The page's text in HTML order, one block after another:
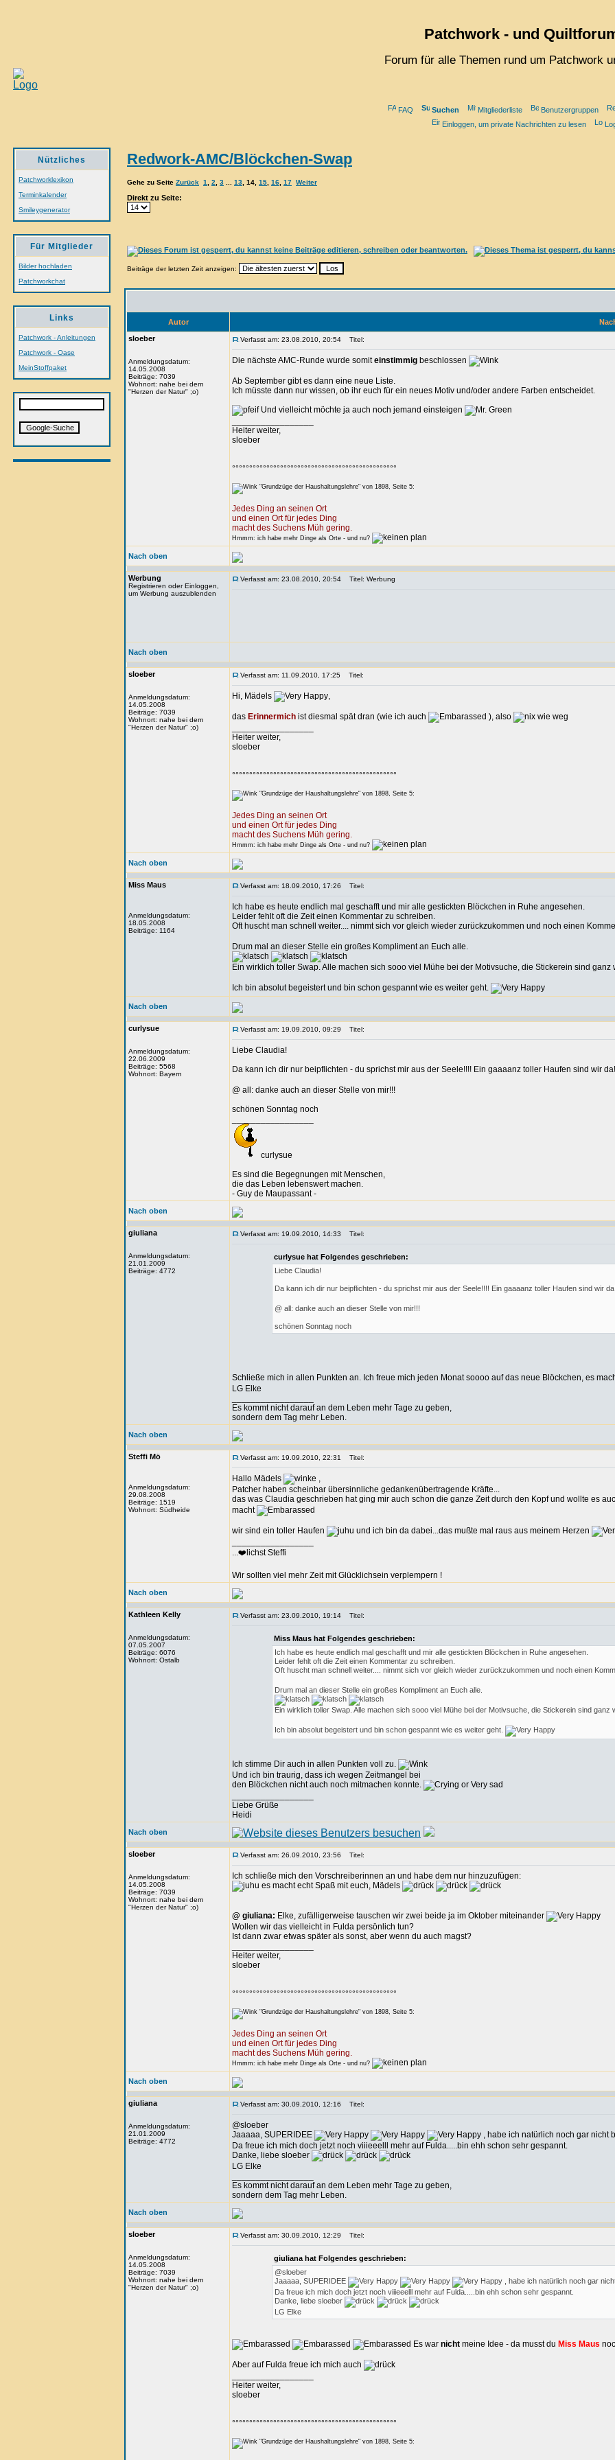
Patchwork - und
Forum für alle Themen rund um Patchwork
FAQ Suchen Mitgliederliste Benutzergruppen
Einloggen, um private Nachrichten zu lesen
Nützliches
Patchworklexikon
Terminkalender
Smileygenerator
Für Mitglieder
Bilder hochladen
Patchworkchat
Links
Patchwork - Anleitungen
Patchwork - Oase
MeinStoffpaket
Redwork-AMC/Blöckchen-Swap
Gehe zu Seite Zurück 1 2 3 13 14 15 16 17 Weiter
Direkt zu Seite:
Beiträge der letzten Zeit anzeigen:
Autor
sloeber
Anmeldungsdatum:
14.05.2008
Beiträge: 7039
Wohnort: nahe bei dem
"Herzen der Natur" ;o)
Verfasst am: 23.08.2010, 20:54 Titel:
Die nächste AMC-Runde wurde somiteinstimmig beschlossen
Ab September gibt es dann eine neue Liste.
Ich müsste dann nur wissen, ob ihr euch für ein neues Motiv und/oder andere Farben entscheidet.
Und vielleicht möchte ja auch noch jemand einsteigen
Heiter weiter,
sloeber
°°°°°°°°°°°°°°°°°°°°°°°°°°°°°°°°°°°°°°°°°°°°°°°°
"Grundzüge der Haushaltungslehre" von 1898, Seite 5:
Jedes Ding an seinen Ort
und einen Ort für jedes Ding
macht des Suchens Müh gering.
Hmmm: ich habe mehr Dinge als Orte - und nu?
Nach oben
Werbung
Registrieren oder Einloggen,
um Werbung auszublenden
Verfasst am: 23.08.2010, 20:54 Titel: Werbung
Nach oben
sloeber
Anmeldungsdatum:
14.05.2008
Beiträge: 7039
Wohnort: nahe bei dem
"Herzen der Natur" ;o)
Verfasst am: 11.09.2010, 17:25 Titel:
Hi, Mädels ,
das Erinnermich ist diesmal spät dran (wie ich auch
), also
Heiter weiter,
sloeber
°°°°°°°°°°°°°°°°°°°°°°°°°°°°°°°°°°°°°°°°°°°°°°°°
"Grundzüge der Haushaltungslehre" von 1898, Seite 5:
Jedes Ding an seinen Ort
und einen Ort für jedes Ding
macht des Suchens Müh gering.
Hmmm: ich habe mehr Dinge als Orte - und nu?
Nach oben
Miss Maus
Anmeldungsdatum:
18.05.2008
Beiträge: 1164
Verfasst am: 18.09.2010, 17:26 Titel:
Ich habe es heute endlich mal geschafft und mir alle gestickten Blöckchen in Ruhe angesehen.
Leider fehlt oft die Zeit einen Kommentar zu schreiben.
Oft huscht man schnell weiter.... nimmt sich vor gleich wieder zurückzukommen und noch einen
Drum mal an dieser Stelle ein großes Kompliment an Euch alle.
Ein wirklich toller Swap. Alle machen sich sooo viel Mühe bei der Motivsuche, die Stickerein sind
Ich bin absolut begeistert und bin schon gespannt wie es weiter geht.
Nach oben
curlysue
Anmeldungsdatum:
22.06.2009
Beiträge: 5568
Wohnort: Bayern
Verfasst am: 19.09.2010, 09:29 Titel:
Liebe Claudia!
Da kann ich dir nur beipflichten - du sprichst mir aus der Seele!!!! Ein gaaaanz toller Haufen sind wir
@ all: danke auch an dieser Stelle von mir!!!
schönen Sonntag noch
curlysue
Es sind die Begegnungen mit Menschen,
die das Leben lebenswert machen.
- Guy de Maupassant -
Nach oben
giuliana
Anmeldungsdatum:
21.01.2009
Beiträge: 4772
Verfasst am: 19.09.2010, 14:33 Titel:
curlysue hat Folgendes geschrieben:
Liebe Claudia!
Da kann ich dir nur beipflichten - du sprichst mir aus der Seele!!!! Ein gaaaanz toller Haufen sind wir
@ all: danke auch an dieser Stelle von mir!!!
schönen Sonntag noch
Schließe mich in allen Punkten an. Ich freue mich jeden Monat soooo auf das neue Blöckchen, es
LG Elke
Es kommt nicht darauf an dem Leben mehr Tage zu geben,
sondern dem Tag mehr Leben.
Nach oben
Steffi Mö
Anmeldungsdatum:
29.08.2008
Beiträge: 1519
Wohnort: Südheide
Verfasst am: 19.09.2010, 22:31 Titel:
Hallo Mädels
,
Patcher haben scheinbar übersinnliche gedankenübertragende Kräfte...
das was Claudia geschrieben hat ging mir auch schon die ganze Zeit durch den Kopf und wollte es
macht
wir sind ein toller Haufen und ich bin da dabei...das mußte mal raus aus meinem Herzen
...❤️lichst Steffi
Wir sollten viel mehr Zeit mit Glücklichsein verplempern !
Nach oben
Kathleen Kelly
Anmeldungsdatum:
07.05.2007
Beiträge: 6076
Wohnort: Ostalb
Verfasst am: 23.09.2010, 19:14 Titel:
Miss Maus hat Folgendes geschrieben:
Ich habe es heute endlich mal geschafft und mir alle gestickten Blöckchen in Ruhe angesehen.
Leider fehlt oft die Zeit einen Kommentar zu schreiben.
Oft huscht man schnell weiter.... nimmt sich vor gleich wieder zurückzukommen und noch einen
Drum mal an dieser Stelle ein großes Kompliment an Euch alle.
Ein wirklich toller Swap. Alle machen sich sooo viel Mühe bei der Motivsuche, die Stickerein sind ganz
Ich bin absolut begeistert und bin schon gespannt wie es weiter geht.
Ich stimme Dir auch in allen Punkten voll zu.
Und ich bin traurig, dass ich wegen Zeitmangel bei
den Blöckchen nicht auch noch mitmachen konnte.
Liebe Grüße
Heidi
Nach oben
sloeber
Anmeldungsdatum:
14.05.2008
Beiträge: 7039
Wohnort: nahe bei dem
"Herzen der Natur" ;o)
Verfasst am: 26.09.2010, 23:56 Titel:
Ich schließe mich den Vorschreiberinnen an und habe dem nur hinzuzufügen:
es macht echt Spaß mit euch, Mädels
@ giuliana: Elke, zufälligerweise tauschen wir zwei beide ja im Oktober miteinander
Wollen wir das vielleicht in Fulda persönlich tun?
Ist dann zwar etwas später als sonst, aber wenn du auch magst?
Heiter weiter,
sloeber
°°°°°°°°°°°°°°°°°°°°°°°°°°°°°°°°°°°°°°°°°°°°°°°°
"Grundzüge der Haushaltungslehre" von 1898, Seite 5:
Jedes Ding an seinen Ort
und einen Ort für jedes Ding
macht des Suchens Müh gering.
Hmmm: ich habe mehr Dinge als Orte - und nu?
Nach oben
giuliana
Anmeldungsdatum:
21.01.2009
Beiträge: 4772
Verfasst am: 30.09.2010, 12:16 Titel:
@sloeber
Jaaaaa, SUPERIDEE
, habe ich natürlich noch gar nicht
Da freue ich mich doch jetzt noch viiieeelll mehr auf Fulda.....bin ehh schon sehr gespannt.
Danke, liebe sloeber
LG Elke
Es kommt nicht darauf an dem Leben mehr Tage zu geben,
sondern dem Tag mehr Leben.
Nach oben
sloeber
Anmeldungsdatum:
14.05.2008
Beiträge: 7039
Wohnort: nahe bei dem
"Herzen der Natur" ;o)
Verfasst am: 30.09.2010, 12:29 Titel:
giuliana hat Folgendes geschrieben:
@sloeber
Jaaaaa, SUPERIDEE
, habe ich natürlich noch gar
Da freue ich mich doch jetzt noch viiieeelll mehr auf Fulda.....bin ehh schon sehr gespannt.
Danke, liebe sloeber
LG Elke
Es war nicht meine Idee - da musst du Miss Maus
Aber auf Fulda freue ich mich auch
Heiter weiter,
sloeber
°°°°°°°°°°°°°°°°°°°°°°°°°°°°°°°°°°°°°°°°°°°°°°°°
"Grundzüge der Haushaltungslehre" von 1898, Seite 5: